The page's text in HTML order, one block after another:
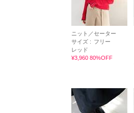
ニット／セーター
サイズ : フリー
レッド
¥3,960 80%OFF